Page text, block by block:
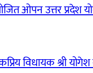
ओपन उत्तर प्रदेश
विधायक श्री योगेश